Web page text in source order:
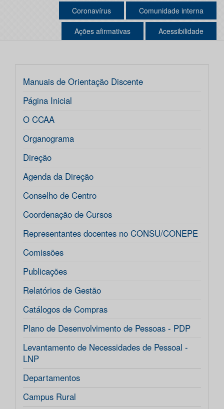
Coronavírus Comunidade interna
Ações afirmativas Acessibilidade
Manuais de Orientação Discente
Página Inicial
O CCAA
Organograma
Direção
Agenda da Direção
Conselho de Centro
Coordenação de Cursos
Representantes docentes no CONSU/CONEPE
Comissões
Publicações
Relatórios de Gestão
Catálogos de Compras
Plano de Desenvolvimento de Pessoas - PDP
Levantamento de Necessidades de Pessoal -
LNP
Departamentos
Campus Rural